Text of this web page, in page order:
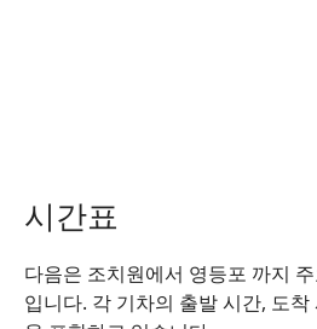
시간표
다음은 조치원에서 영등포 까지
입니다. 각 기차의 출발 시간, 도